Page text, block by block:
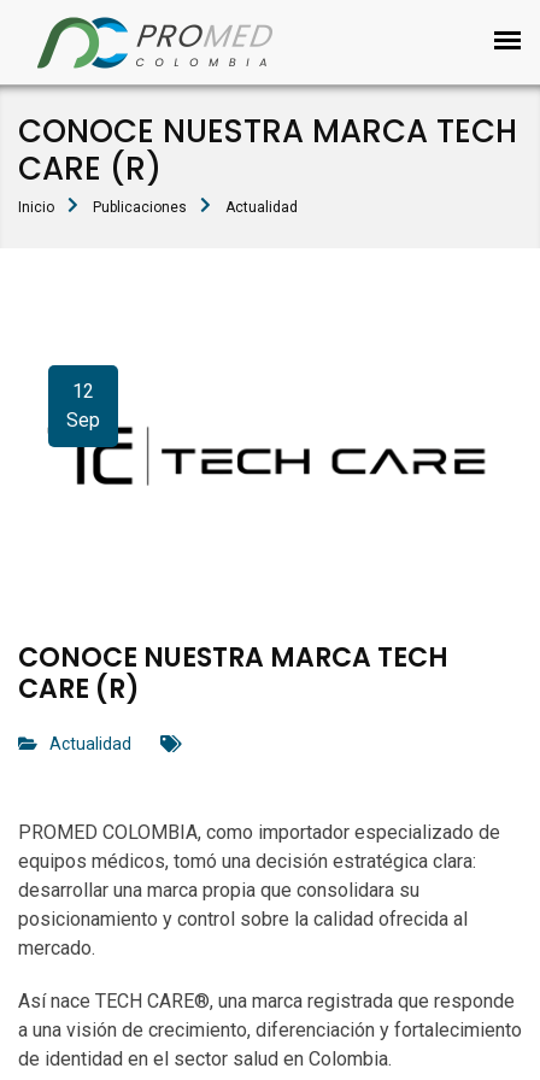
CONOCE NUESTRA MARCA TECH
CARE (R)
Inicio Publicaciones Actualidad
12
Sep
CONOCE NUESTRA MARCA TECH
CARE (R)
Actualidad
PROMED COLOMBIA, como importador especializado de
equipos médicos, tomó una decisión estratégica clara:
desarrollar una marca propia que consolidara su
posicionamiento y control sobre la calidad ofrecida al
mercado.
Así nace TECH CARE®, una marca registrada que responde
a una visión de crecimiento, diferenciación y fortalecimiento
de identidad en el sector salud en Colombia.